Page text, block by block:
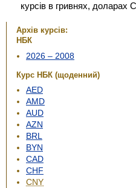
курсів в гривнях,
Архів курсів:
НБК
2026 – 2008
Курс НБК (щоденний)
AED
AMD
AUD
AZN
BRL
BYN
CAD
CHF
CNY